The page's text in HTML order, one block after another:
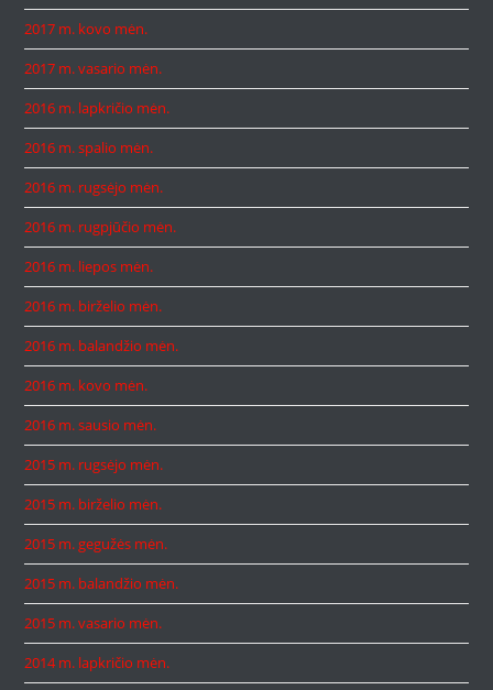
2017 m. kovo mėn.
2017 m. vasario mėn.
2016 m. lapkričio mėn.
2016 m. spalio mėn.
2016 m. rugsėjo mėn.
2016 m. rugpjūčio mėn.
2016 m. liepos mėn.
2016 m. birželio mėn.
2016 m. balandžio mėn.
2016 m. kovo mėn.
2016 m. sausio mėn.
2015 m. rugsėjo mėn.
2015 m. birželio mėn.
2015 m. gegužės mėn.
2015 m. balandžio mėn.
2015 m. vasario mėn.
2014 m. lapkričio mėn.